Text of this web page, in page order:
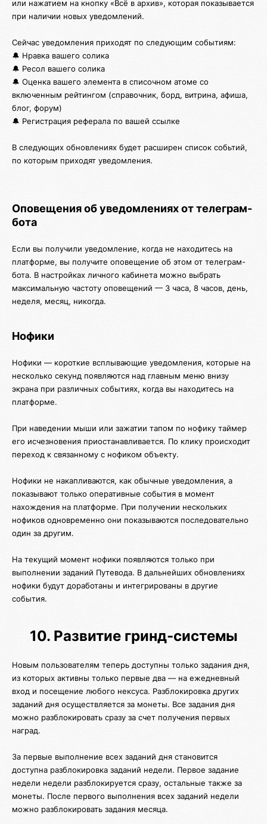
или нажатием на кнопку «Всё в архив», которая показывается
при наличии новых уведомлений.
Сейчас уведомления приходят по следующим событиям:
🔔 Нравка вашего солика
🔔 Ресол вашего солика
🔔 Оценка вашего элемента в списочном атоме со
включенным рейтингом (справочник, борд, витрина, афиша,
блог, форум)
🔔 Регистрация реферала по вашей ссылке
В следующих обновлениях будет расширен список собьтий,
по которым приходят уведомления.
Оповещения об уведомлениях от телеграм-
бота
Если вы получили уведомление, когда не находитесь на
платформе, вы получите оповещение об этом от телеграм-
бота. В настройках личного кабинета можно выбрать
максимальную частоту оповещений — 3 часа, 8 часов, день,
неделя, месяц, никогда.
Нофики
Нофики — короткие всплывающие уведомления, которые на
несколько секунд появляются над главным меню внизу
экрана при различных событиях, когда вы находитесь на
платформе.
При наведении мыши или зажатии тапом по нофику таймер
его исчезновения приостанавливается. По клику происходит
переход к связанному с нофиком объекту.
Нофики не накапливаются, как обычные уведомления, а
показывают только оперативные события в момент
нахождения на платформе. При получении нескольких
нофиков одновременно они показываются последовательно
один за другим.
На текущий момент нофики появляются только при
выполнении заданий Путевода. В дальнейших обновлениях
нофики будут доработаны и интегрированы в другие
события.
10. Развитие гринд-системы
Новым пользователям теперь доступны только задания дня,
из которых активны только первые два — на ежедневный
вход и посещение любого нексуса. Разблокировка других
заданий дня осуществляется за монеты. Все задания дня
можно разблокировать сразу за счет получения первых
наград.
За первые выполнение всех заданий дня становится
доступна разблокировка заданий недели. Первое задание
недели недели разблокируется сразу, остальные также за
монеты. После первого выполнения всех заданий недели
можно разблокировать задания месяца.